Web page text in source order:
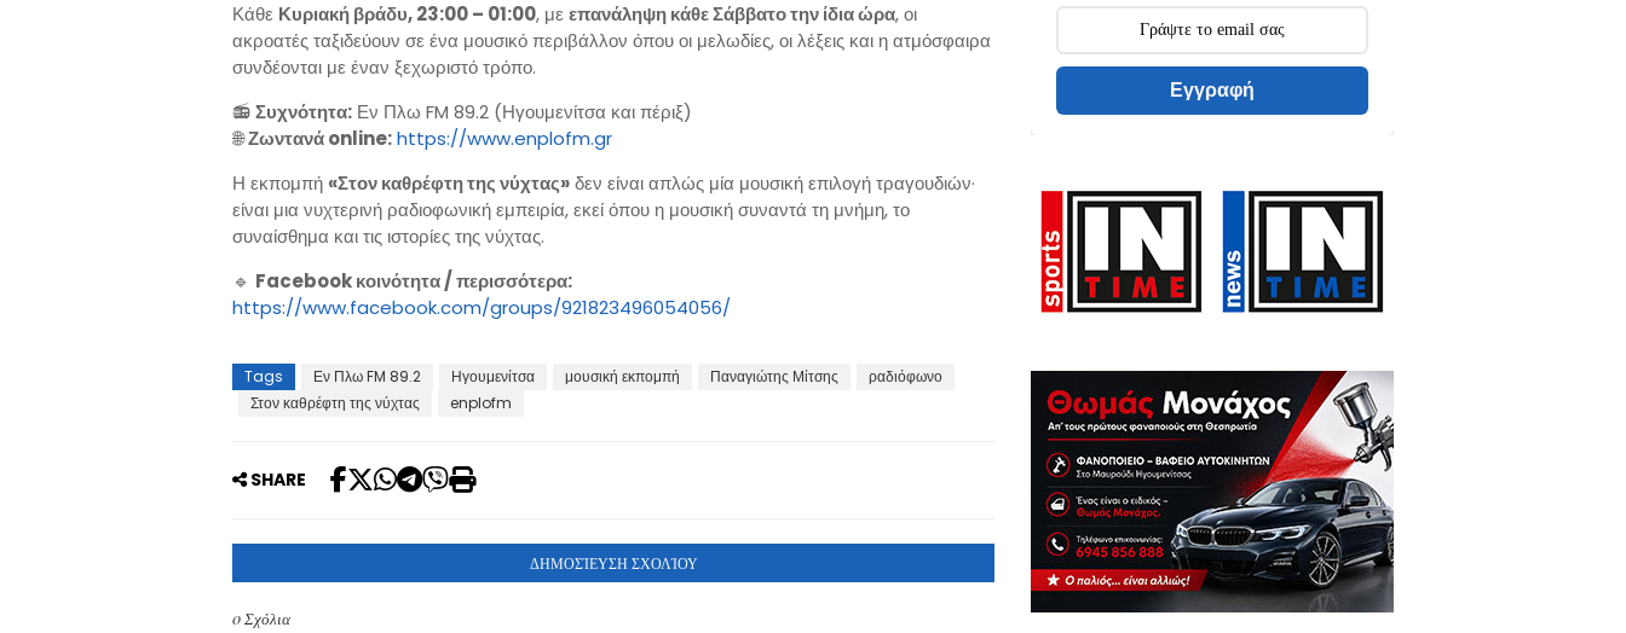
Κάθε Κυριακή βράδυ, 23:00 – 01:00, μεεπανάληψη κάθε Σάββατο την ίδια ώρα, οι
ακροατές ταξιδεύουν σε ένα μουσικό περιβάλλον όπου οι μελωδίες, οι λέξεις και η ατμόσφαιρα
συνδέονται με έναν ξεχωριστό τρόπο.
📻Συχνότητα: Εν Πλω FM 89.2 (Ηγουμενίτσα και πέριξ)
🌐Ζωντανά online:https://www.enplofm.gr
Η εκπομπή «Στον καθρέφτη της νύχτας»δεν είναι απλώς μία μουσική επιλογή τραγουδιών·
είναι μια νυχτερινή ραδιοφωνική εμπειρία, εκεί όπου η μουσική συναντά τη μνήμη, το
συναίσθημα και τις ιστορίες της νύχτας.
🔹 Facebook κοινότητα / περισσότερα:
https://www.facebook.com/groups/921823496054056/
Tags Εν Πλω FM 89.2 Ηγουμενίτσα μουσική εκπομπή Παναγιώτης Μίτσης
ραδιόφωνο
Στον καθρέφτη της νύχτας
enplofm
SHARE
ΔΗΜΟΣΊΕΥΣΗ ΣΧΟΛΊΟΥ
0 Σχόλια
Εγγραφή